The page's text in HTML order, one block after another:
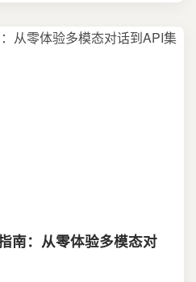
南：从零体验多模态对